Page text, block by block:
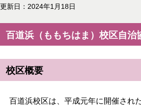
更新日：2024年1月18日
百道浜（ももちはま）校区自治
校区概要
百道浜校区は、平成元年に開催され